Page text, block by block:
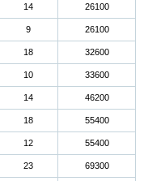
14 26100
9 26100
18 32600
10 33600
14 46200
18 55400
12 55400
23 69300